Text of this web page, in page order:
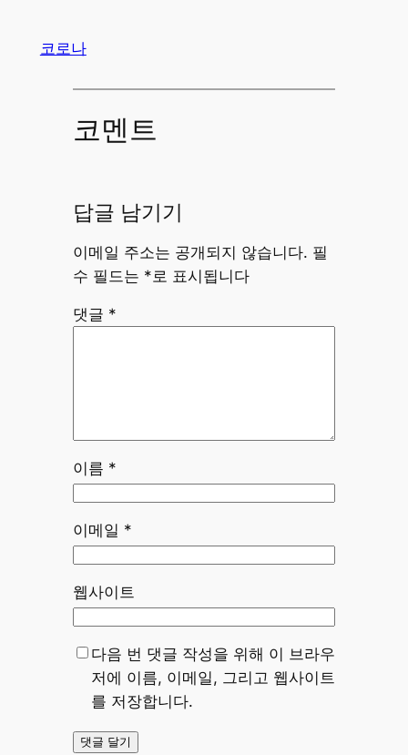
코로나
코멘트
답글 남기기
이메일 주소는 공개되지 않습니다. 필
수 필드는 * 로 표시됩니다
댓글 *
이름 *
이메일 *
웹사이트
다음 번 댓글 작성을 위해 이 브라우
저에 이름, 이메일, 그리고 웹사이트
를 저장합니다.